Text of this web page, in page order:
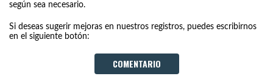
según sea necesario.
Si deseas sugerir mejoras en nuestros registros, puedes escribirnos
en el siguiente botón:
COMENTARIO